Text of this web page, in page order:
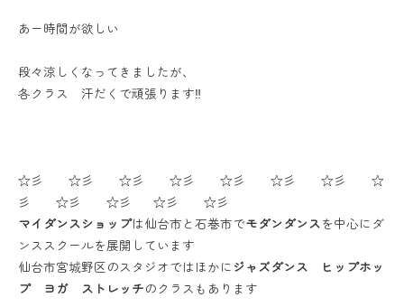
あー時間が欲しい
段々涼しくなってきましたが、
各クラス 汗だくで頑張ります‼️
☆彡 ☆彡 ☆彡 ☆彡 ☆彡 ☆彡 ☆彡 ☆
彡 ☆彡 ☆彡 ☆彡 ☆彡
マイダンスショップは仙台市と石巻市でモダンダンスを中心にダ
ンススクールを展開しています
仙台市宮城野区のスタジオではほかに ジャズダンス ヒップホッ
プ ヨガ ストレッチのクラスもあります